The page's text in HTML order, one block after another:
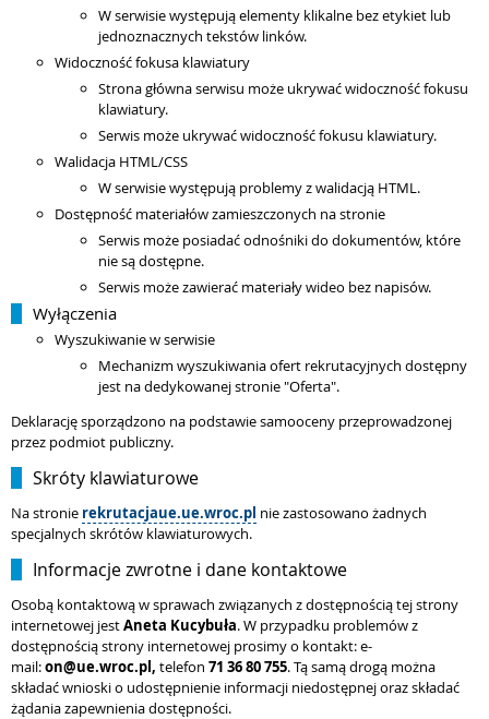
W serwisie występują elementy klikalne bez etykiet lub
jednoznacznych tekstów linków.
Widoczność fokusa klawiatury
Strona główna serwisu może ukrywać widoczność fokusu
klawiatury.
Serwis może ukrywać widoczność fokusu klawiatury.
Walidacja HTML/CSS
W serwisie występują problemy z walidacją HTML.
Dostępność materiałów zamieszczonych na stronie
Serwis może posiadać odnośniki do dokumentów, które
nie są dostępne.
Serwis może zawierać materiały wideo bez napisów.
Wyłączenia
Wyszukiwanie w serwisie
Mechanizm wyszukiwania ofert rekrutacyjnych dostępny
jest na dedykowanej stronie "Oferta".
Deklarację sporządzono na podstawie samooceny przeprowadzonej
przez podmiot publiczny.
Skróty klawiaturowe
Na stronie rekrutacjaue.ue.wroc.pl nie zastosowano żadnych
specjalnych skrótów klawiaturowych.
Informacje zwrotne i dane kontaktowe
Osobą kontaktową w sprawach związanych z dostępnością tej strony
internetowej jestAneta Kucybuła. W przypadku problemów z
dostępnością strony internetowej prosimy o kontakt: e-
mail:on@ue.wroc.pl, telefon 71 36 80 755. Tą samą drogą można
składać wnioski o udostępnienie informacji niedostępnej oraz składać
żądania zapewnienia dostępności.